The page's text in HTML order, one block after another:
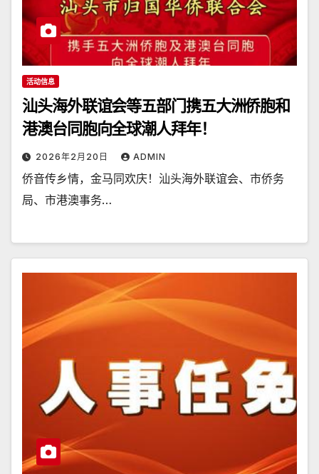
活动信息
汕头海外联谊会等五部门携五大洲侨胞和
港澳台同胞向全球潮人拜年！
2026年2月20日 ADMIN
侨音传乡情，金马同欢庆！汕头海外联谊会、市侨务
局、市港澳事务…